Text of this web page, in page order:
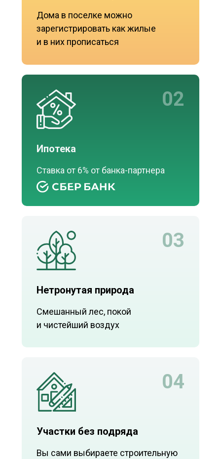
Дома в поселке можно
зарегистрировать как жилые
и в них прописаться
03
Смешанный лес, покой
и чистейший воздух
Нетронутая природа
04
Вы сами выбираете строительную
Участки без подряда
02
Ставка от 6% от банка-партнера
Ипотека